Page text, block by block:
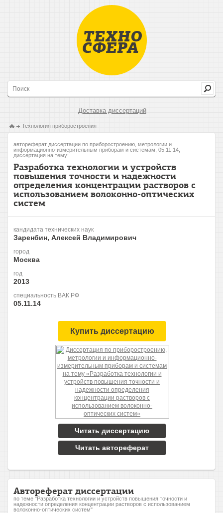
Доставка диссертаций
Технология приборостроения
автореферат диссертации по приборостроению, метрологии и
информационно-измерительным приборам и системам, 05.11.14,
диссертация на тему:
Разработка технологии и устройств
повышения точности и надежности
определения концентрации растворов с
использованием волоконно-оптических
систем
кандидата технических наук
Заренбин, Алексей Владимирович
город
Москва
год
2013
специальность ВАК РФ
05.11.14
Купить диссертацию
Читать диссертацию
Читать автореферат
Автореферат диссертации
по теме "Разработка технологии и устройств повышения точности и
надежности определения концентрации растворов с использованием
волоконно-оптических систем"